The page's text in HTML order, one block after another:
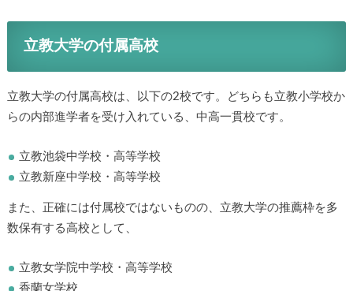
立教大学の付属高校
立教大学の付属高校は、以下の2校です。どちらも立教小学校か
らの内部進学者を受け入れている、中高一貫校です。
立教池袋中学校・高等学校
立教新座中学校・高等学校
また、正確には付属校ではないものの、立教大学の推薦枠を多
数保有する高校として、
立教女学院中学校・高等学校
香蘭女学校